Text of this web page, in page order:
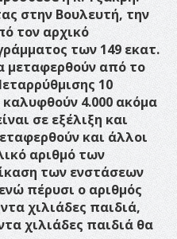
στην Βουλευτή, την
τον αρχικό
των 149 εκατ.
μεταφερθούν από το
10
4.000 ακόμα
σε εξέλιξη και
και άλλοι
αριθμό των
των ενστάσεων
πέρυσι ο αριθμός
χιλιάδες παιδιά,
χιλιάδες παιδιά θα